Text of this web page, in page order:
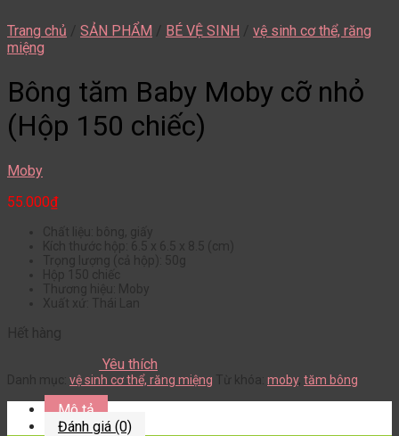
Trang chủ / SẢN PHẨM / BÉ VỆ SINH / vệ sinh cơ thể, răng
miệng
Bông tăm Baby Moby cỡ nhỏ
(Hộp 150 chiếc)
Moby
55.000₫
Chất liệu: bông, giấy
Kích thước hộp: 6.5 x 6.5 x 8.5 (cm)
Trọng lượng (cả hộp): 50g
Hộp 150 chiếc
Thương hiệu: Moby
Xuất xứ: Thái Lan
Hết hàng
Yêu thích
Danh mục: vệ sinh cơ thể, răng miệng Từ khóa: moby, tăm bông
Mô tả
Đánh giá (0)